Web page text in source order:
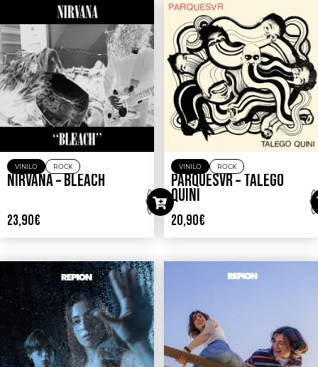
VINILO ROCK
NIRVANA – BLEACH
23,90€
VINILO ROCK
PARQUESVR – TALEGO
QUINI
20,90€